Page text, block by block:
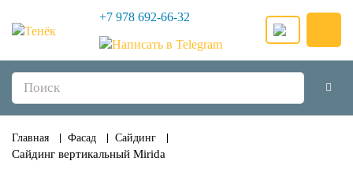
+7 978 692-66-32
Главная Фасад Сайдинг
Сайдинг вертикальный Mirida